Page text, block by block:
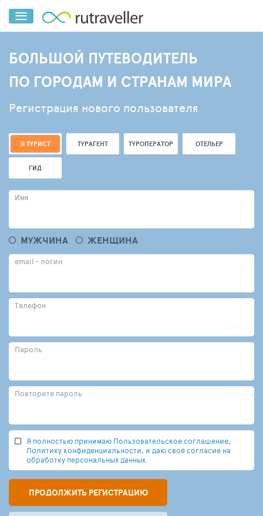
БОЛЬШОЙ ПУТЕВОДИТЕЛЬ
ПО ГОРОДАМ И СТРАНАМ МИРА
Регистрация нового пользователя
Я ТУРИСТ ТУРАГЕНТ ТУРОПЕРАТОР ОТЕЛЬЕР
ГИД
Имя
МУЖЧИНА ЖЕНЩИНА
email - логин
Телефон
Пароль
Повторите пароль
Я полностью принимаю Пользовательское соглашение,
Политику конфиденциальности, и даю своё согласие на
обработку персональных данных.
ПРОДОЛЖИТЬ РЕГИСТРАЦИЮ